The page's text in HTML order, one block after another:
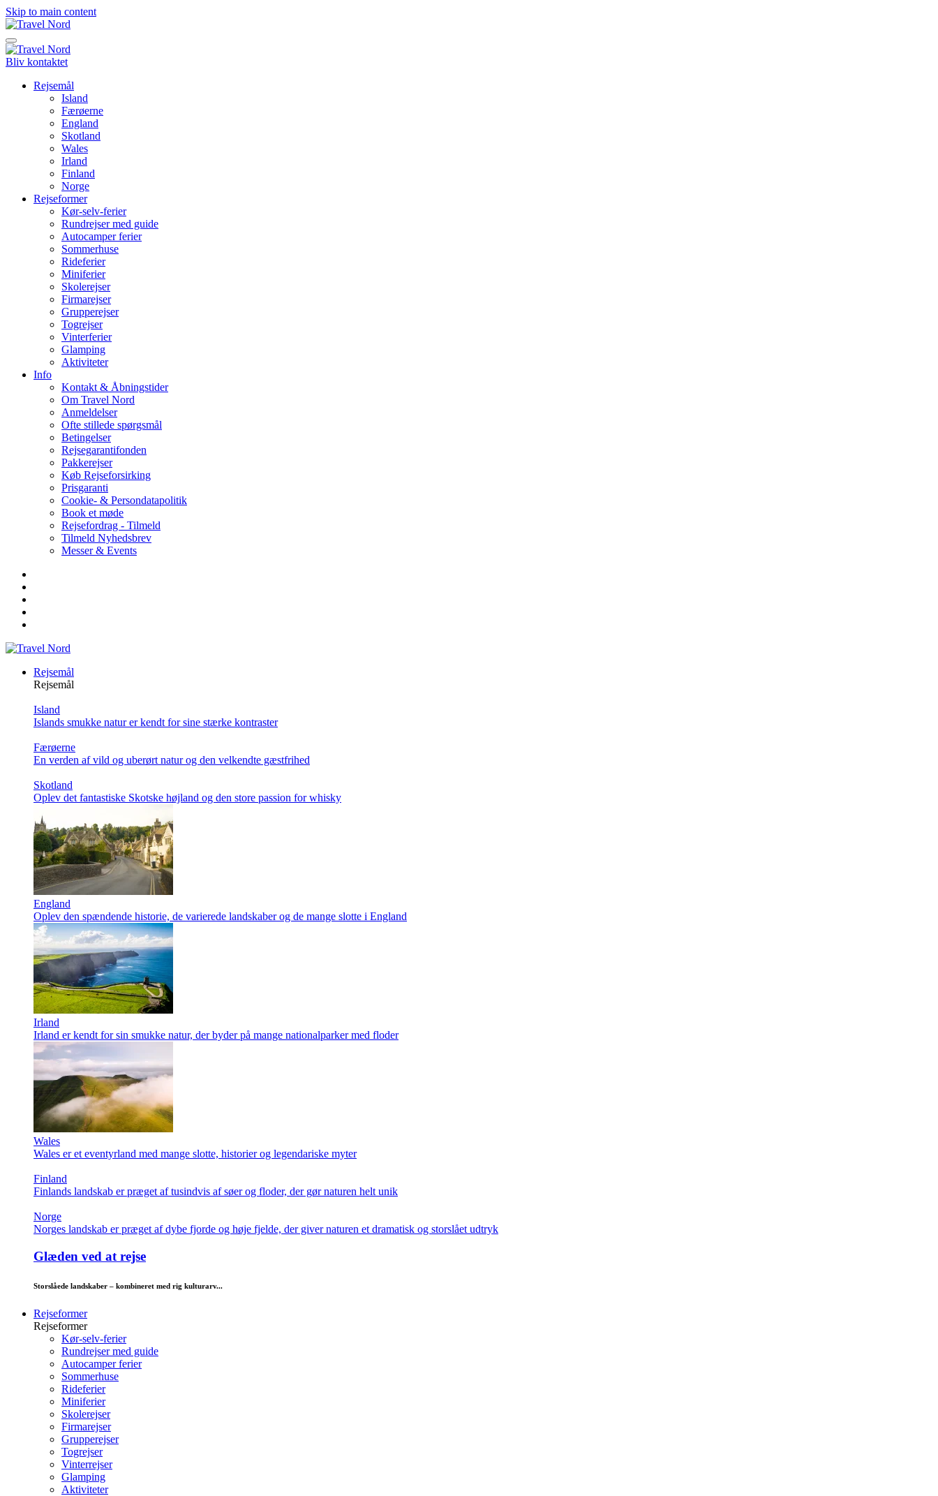
Skip to main content
Bliv kontaktet
Rejsemål
Island
Færøerne
England
Skotland
Wales
Irland
Finland
Norge
Rejseformer
Kør-selv-ferier
Rundrejser med guide
Autocamper ferier
Sommerhuse
Rideferier
Miniferier
Skolerejser
Firmarejser
Grupperejser
Togrejser
Vinterferier
Glamping
Aktiviteter
Info
Kontakt & Åbningstider
Om Travel Nord
Anmeldelser
Ofte stillede spørgsmål
Betingelser
Rejsegarantifonden
Pakkerejser
Køb Rejseforsirking
Prisgaranti
Cookie- & Persondatapolitik
Book et møde
Rejsefordrag - Tilmeld
Tilmeld Nyhedsbrev
Messer & Events
Rejsemål
Rejsemål
Island
Islands smukke natur er kendt for sine stærke kontraster
Færøerne
En verden af vild og uberørt natur og den velkendte gæstfrihed
Skotland
Oplev det fantastiske Skotske højland og den store passion for whisky
England
Oplev den spændende historie, de varierede landskaber og de mange slotte i England
Irland
Irland er kendt for sin smukke natur, der byder på mange nationalparker med floder
Wales
Wales er et eventyrland med mange slotte, historier og legendariske myter
Finland
Finlands landskab er præget af tusindvis af søer og floder, der gør naturen helt unik
Norge
Norges landskab er præget af dybe fjorde og høje fjelde, der giver naturen et dramatisk og storslået udtryk
Glæden ved at rejse
Storslåede landskaber – kombineret med rig kulturarv...
Rejseformer
Rejseformer
Kør-selv-ferier
Rundrejser med guide
Autocamper ferier
Sommerhuse
Rideferier
Miniferier
Skolerejser
Firmarejser
Grupperejser
Togrejser
Vinterrejser
Glamping
Aktiviteter